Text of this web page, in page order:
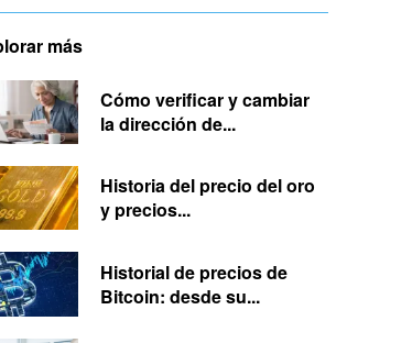
más
Cómo verificar y cambiar
la dirección de...
Historia del precio del oro
y precios...
Historial de precios de
Bitcoin: desde su...